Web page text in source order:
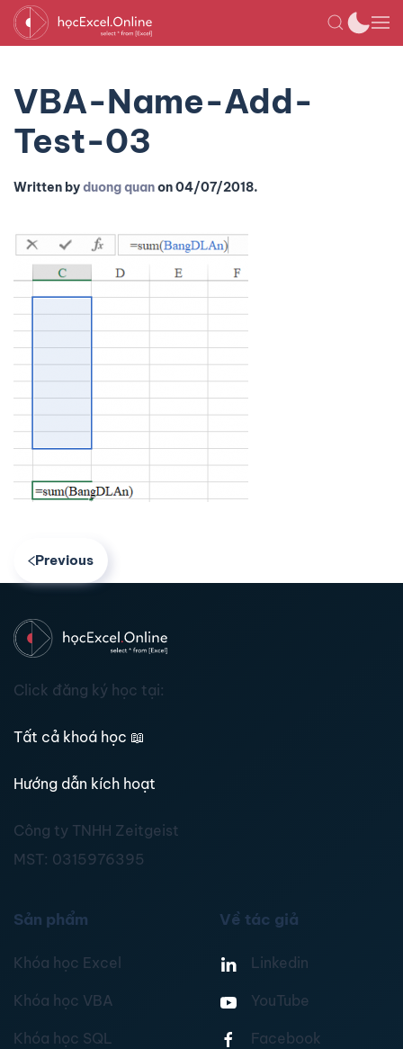
VBA-Name-Add-
Test-03
Written byduong quanon04/07/2018.
Previous
Click đăng ký học tại:
Tất cả khoá học 📖
Hướng dẫn kích hoạt
Công ty TNHH Zeitgeist
MST: 0315976395
Sản phẩm
Khóa học Excel
Khóa học VBA
Khóa học SQL
Về tác giả
Linkedin
YouTube
Facebook